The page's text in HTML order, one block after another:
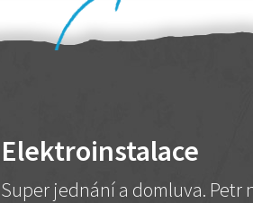
Elektroinstalace
Super jednání a domluva.